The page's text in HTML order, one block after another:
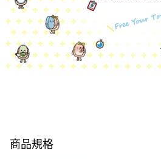
商品規格